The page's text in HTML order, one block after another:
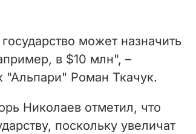
может назначить
в $10 млн", –
"Альпари" Роман Ткачук.
Николаев отметил, что
поскольку увеличат